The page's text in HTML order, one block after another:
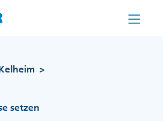
>
setzen